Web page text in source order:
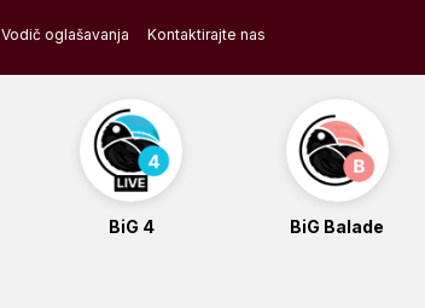
Vodič oglašavanja Kontaktirajte nas
BiG 4 BiG Balade